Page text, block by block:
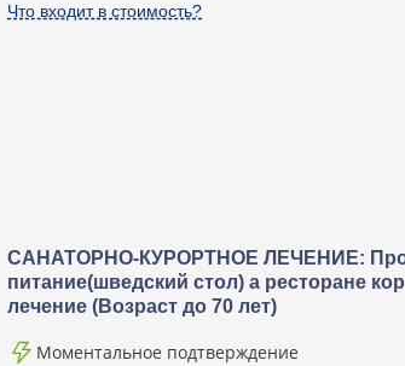
Что входит в стоимость?
САНАТОРНО-КУРОРТНОЕ ЛЕЧЕНИЕ:
питание(шведский стол) а ресторане
лечение (Возраст до 70 лет)
Моментальное подтверждение